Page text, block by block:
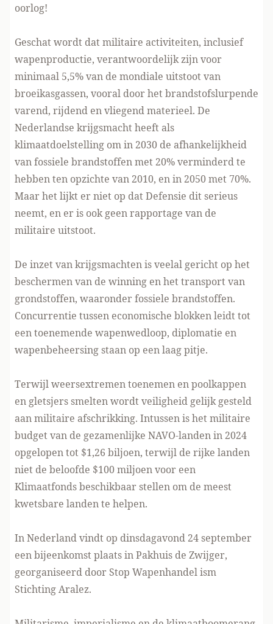
oorlog!
Geschat wordt dat militaire activiteiten, inclusief
wapenproductie, verantwoordelijk zijn voor
minimaal 5,5% van de mondiale uitstoot van
broeikasgassen, vooral door het brandstofslurpende
varend, rijdend en vliegend materieel. De
Nederlandse krijgsmacht heeft als
klimaatdoelstelling om in 2030 de afhankelijkheid
van fossiele brandstoffen met 20% verminderd te
hebben ten opzichte van 2010, en in 2050 met 70%.
Maar het lijkt er niet op dat Defensie dit serieus
neemt, en er is ook geen rapportage van de
militaire uitstoot.
De inzet van krijgsmachten is veelal gericht op het
beschermen van de winning en het transport van
grondstoffen, waaronder fossiele brandstoffen.
Concurrentie tussen economische blokken leidt tot
een toenemende wapenwedloop, diplomatie en
wapenbeheersing staan op een laag pitje.
Terwijl weersextremen toenemen en poolkappen
en gletsjers smelten wordt veiligheid gelijk gesteld
aan militaire afschrikking. Intussen is het militaire
budget van de gezamenlijke NAVO-landen in 2024
opgelopen tot $1,26 biljoen, terwijl de rijke landen
niet de beloofde $100 miljoen voor een
Klimaatfonds beschikbaar stellen om de meest
kwetsbare landen te helpen.
In Nederland vindt op dinsdagavond 24 september
een bijeenkomst plaats in Pakhuis de Zwijger,
georganiseerd door Stop Wapenhandel ism
Stichting Aralez.